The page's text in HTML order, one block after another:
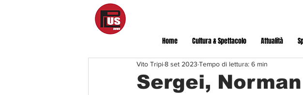
Home Cultura & Spettacolo Attualità
Sergei,
Vito Tripi8 set 2023 Tempo di lettura: 6 min